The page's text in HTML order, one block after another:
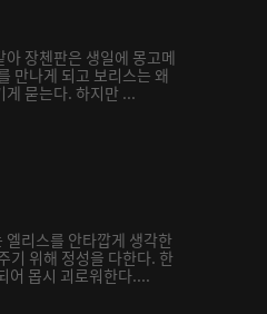
장첸판은 생일에 몽고메
만나게 되고 보리스는 왜
게 묻는다. 하지만 ...
엘리스를 안타깝게 생각한
기 위해 정성을 다한다. 한
어 몹시 괴로워한다....